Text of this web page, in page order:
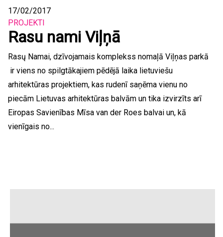
17/02/2017
PROJEKTI
Rasu nami Viļņā
Rasų Namai, dzīvojamais komplekss nomaļā Viļņas parkā
ir viens no spilgtākajiem pēdējā laika lietuviešu
arhitektūras projektiem, kas rudenī saņēma vienu no
piecām Lietuvas arhitektūras balvām un tika izvirzīts arī
Eiropas Savienības Mīsa van der Roes balvai un, kā
vienīgais no...